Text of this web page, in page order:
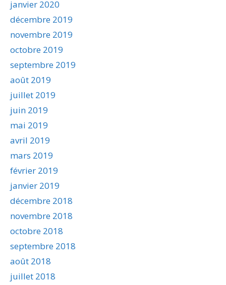
janvier 2020
décembre 2019
novembre 2019
octobre 2019
septembre 2019
août 2019
juillet 2019
juin 2019
mai 2019
avril 2019
mars 2019
février 2019
janvier 2019
décembre 2018
novembre 2018
octobre 2018
septembre 2018
août 2018
juillet 2018